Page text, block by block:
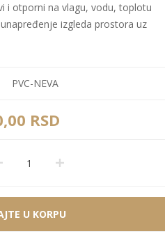
i otporni na vlagu, vodu, toplotu
izgleda prostora uz
PVC-NEVA
RSD
U KORPU